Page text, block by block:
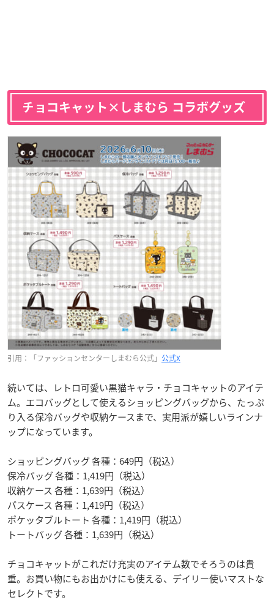
チョコキャット×しまむら コラボグッズ
引用：「ファッションセンターしまむら公式」 公式X
続いては、レトロ可愛い黒猫キャラ・チョコキャットのアイテ
ム。エコバッグとして使えるショッピングバッグから、たっぷ
り入る保冷バッグや収納ケースまで、実用派が嬉しいラインナ
ップになっています。
ショッピングバッグ 各種：649円（税込）
保冷バッグ 各種：1,419円（税込）
収納ケース 各種：1,639円（税込）
パスケース 各種：1,419円（税込）
ポケッタブルトート 各種：1,419円（税込）
トートバッグ 各種：1,639円（税込）
チョコキャットがこれだけ充実のアイテム数でそろうのは貴
重。お買い物にもお出かけにも使える、デイリー使いマストな
セレクトです。